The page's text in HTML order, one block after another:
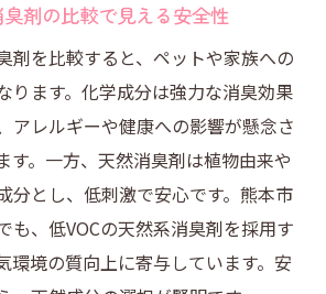
剤の比較で見える安全性
剤を比較すると、ペットや家族への
ります。化学成分は強力な消臭効果
アレルギーや健康への影響が懸念さ
す。一方、天然消臭剤は植物由来や
分とし、低刺激で安心です。熊本市
も、低VOCの天然系消臭剤を採用す
環境の質向上に寄与しています。安